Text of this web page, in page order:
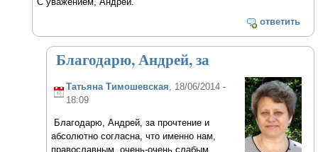
ответить
Благодарю, Андрей, за
Татьяна Тимошевская , 18/06/2014 -
18:09
Благодарю, Андрей, за прочтение и
абсолютно согласна, что именно нам,
православным, очень-очень слабым